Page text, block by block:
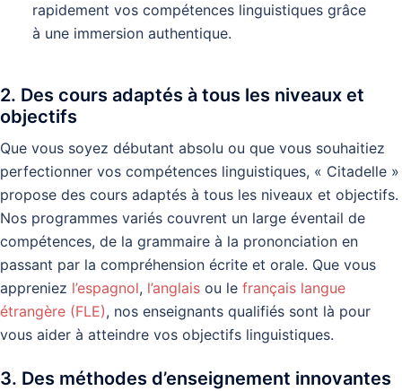
rapidement vos compétences linguistiques grâce
à une immersion authentique.
2. Des cours adaptés à tous les niveaux et
objectifs
Que vous soyez débutant absolu ou que vous souhaitiez
perfectionner vos compétences linguistiques, « Citadelle »
propose des cours adaptés à tous les niveaux et objectifs.
Nos programmes variés couvrent un large éventail de
compétences, de la grammaire à la prononciation en
passant par la compréhension écrite et orale. Que vous
appreniez l’espagnol, l’anglais ou le français langue
étrangère (FLE), nos enseignants qualifiés sont là pour
vous aider à atteindre vos objectifs linguistiques.
3. Des méthodes d’enseignement innovantes